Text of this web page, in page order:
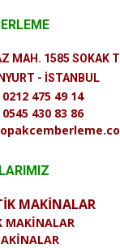
MAH. 1585 SOKAK
- İSTANBUL
475 49 14
430 83 86
MAKİNALAR
MAKİNALAR